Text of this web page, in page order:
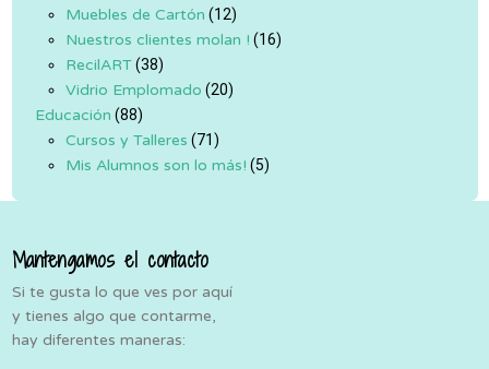
Muebles de Cartón (12)
Nuestros clientes molan ! (16)
RecilART(38)
Vidrio Emplomado (20)
Educación (88)
Cursos y Talleres (71)
Mis Alumnos son lo más! (5)
Mantengamos el contacto
Si te gusta lo que ves por aquí
y tienes algo que contarme,
hay diferentes maneras: